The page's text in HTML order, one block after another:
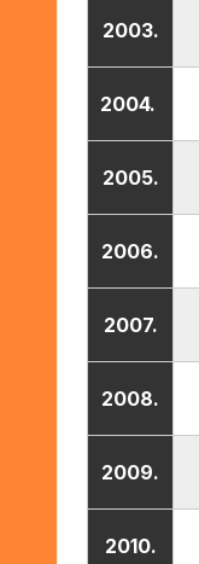
2003.
2004.
2005.
2006.
2007.
2008.
2009.
2010.